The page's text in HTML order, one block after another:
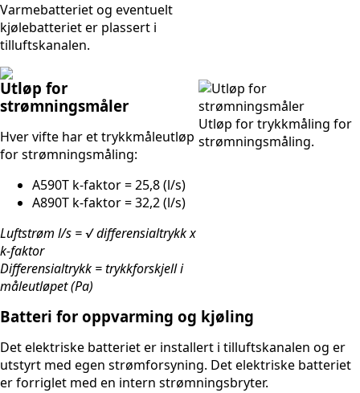
Varmebatteriet og eventuelt
kjølebatteriet er plassert i
tilluftskanalen.
Utløp for
strømningsmåler
Hver vifte har et trykkmåleutløp
for strømningsmåling:
A590T k-faktor = 25,8 (l/s)
A890T k-faktor = 32,2 (l/s)
Luftstrøm l/s = √ differensialtrykk x
k-faktor
Differensialtrykk = trykkforskjell i
måleutløpet (Pa)
Utløp for trykkmåling for
strømningsmåling.
Batteri for oppvarming og kjøling
Det elektriske batteriet er installert i tilluftskanalen og er
utstyrt med egen strømforsyning. Det elektriske batteriet
er forriglet med en intern strømningsbryter.